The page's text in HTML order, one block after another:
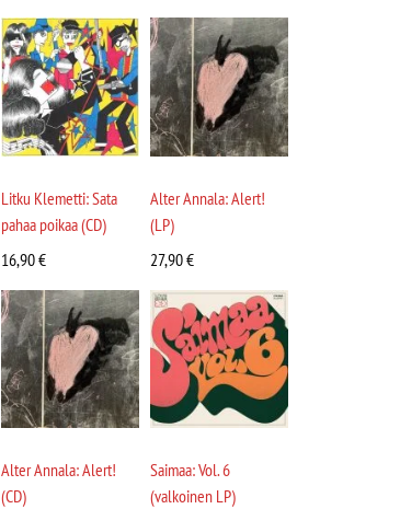
Litku Klemetti: Sata
pahaa poikaa (CD)
16,90€
Alter Annala: Alert!
(LP)
27,90€
Alter Annala: Alert!
(CD)
Saimaa: Vol. 6
(valkoinen LP)